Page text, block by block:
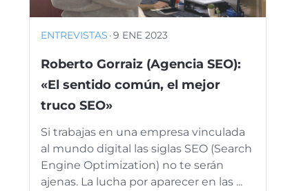
ENTREVISTAS ·9 ENE 2023
Roberto Gorraiz (Agencia SEO):
«El sentido común, el mejor
truco SEO»
Si trabajas en una empresa vinculada
al mundo digital las siglas SEO (Search
Engine Optimization) no te serán
ajenas. La lucha por aparecer en las ...